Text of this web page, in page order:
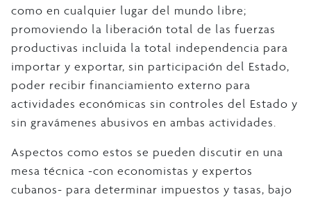
como en cualquier lugar del mundo libre;
promoviendo la liberación total de las fuerzas
productivas incluida la total independencia para
importar y exportar, sin participación del Estado,
poder recibir financiamiento externo para
actividades económicas sin controles del Estado y
sin gravámenes abusivos en ambas actividades.
Aspectos como estos se pueden discutir en una
mesa técnica -con economistas y expertos
cubanos- para determinar impuestos y tasas, bajo